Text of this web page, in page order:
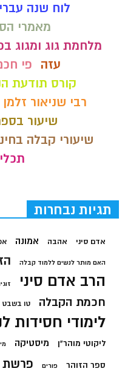
לוח שנה עברי
מאמרי
מלחמת גוג ומגוג
עזה
פי
קורס תודעת
רבי שניאור
שיעור
שיעורי קבלה
תגיות נבחרות
אדם סיני אהבה אמונה
האם מותר לנשים ללמוד קבלה
הרב אדם סיני
חכמת הקבלה טו בשבט
לימודי חסידות
ליקוטי מוהר"ן מיסטיקה
ספר הזוהר פורים פרשת